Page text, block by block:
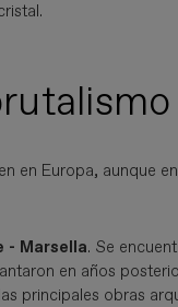
en Europa, aunque
- Marsella. Se
en años
principales obras